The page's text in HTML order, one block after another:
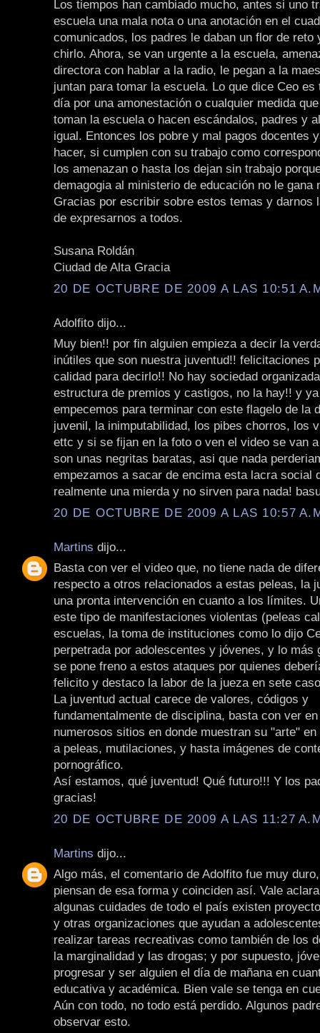
Los tiempos han cambiado mucho, antes si uno
escuela una mala nota o una anotación en el
comunicados, los padres le daban un flor de reto
chirlo. Ahora, se van urgente a la escuela,
directora con hablar a la radio, le pegan a la
juntan para tomar la escuela. Lo que dice Ceo
día por una amonestación o cualquier medida
toman la escuela o hacen escándalos, padres y
igual. Entonces los pobre y mal pagos docentes
hacer, si cumplen con su trabajo como
los amenazan o hasta los dejan sin trabajo
demagogia al ministerio de educación no le gana
Gracias por escribir sobre estos temas y darnos
de expresarnos a todos.
Susana Roldán
Ciudad de Alta Gracia
20 DE OCTUBRE DE 2009 A LAS 10:51
Adolfito dijo...
Muy bien!! por fin alguien empieza a decir la
inútiles que son nuestra juventud!! felicitaciones
calidad para decirlo!! No hay sociedad
estructura de premios y castigos, no la hay!! y
empecemos para terminar con este flagelo de la
juvenil, la inimputabilidad, los pibes chorros, los
ettc y si se fijan en la foto o ven el video se van
son unas negritas baratas, asi que nada
empezamos a sacar de encima esta lacra social
realmente una mierda y no sirven para nada!
20 DE OCTUBRE DE 2009 A LAS 10:57
Martins dijo...
Basta con ver el video que, no tiene nada de
respecto a otros relacionados a estas peleas, la
una pronta intervención en cuanto a los límites.
este tipo de manifestaciones violentas (peleas
escuelas, la toma de instituciones como lo dijo
perpetrada por adolescentes y jóvenes, y lo más
se pone freno a estos ataques por quienes
felicito y destaco la labor de la jueza en sete
La juventud actual carece de valores, códigos y
fundamentalmente de disciplina, basta con ver
numerosos sitios en donde muestran su "arte"
a peleas, mutilaciones, y hasta imágenes de
pornográfico.
Así estamos, qué juventud! Qué futuro!!! Y los
gracias!
20 DE OCTUBRE DE 2009 A LAS 11:27
Martins dijo...
Algo más, el comentario de Adolfito fue muy
piensan de esa forma y coinciden así. Vale
algunas cuidades de todo el país existen
y otras organizaciones que ayudan a
realizar tareas recreativas como también de los
la marginalidad y las drogas; y por supuesto,
progresar y ser alguien el día de mañana en
educativa y académica. Bien vale se tenga en
Aún con todo, no todo está perdido. Algunos
observar esto.